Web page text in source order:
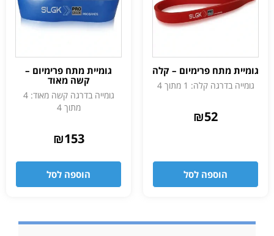
גומיית מתח פרימיום – קלה
גומייה בדרגה קלה: 1 מתוך 4
₪52
הוספה לסל
גומיית מתח פרימיום –
קשה מאוד
גומייה בדרגה קשה מאוד: 4
מתוך 4
₪153
הוספה לסל